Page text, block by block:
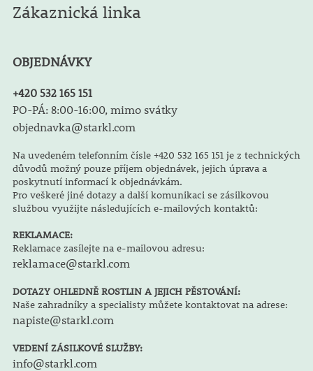
Zákaznická linka
OBJEDNÁVKY
+420 532 165 151
PO-PÁ: 8:00-16:00, mimo svátky
objednavka@starkl.com
Na uvedeném telefonním čísle +420 532 165 151 je z technických
důvodů možný pouze příjem objednávek, jejich úprava a
poskytnutí informací k objednávkám.
Pro veškeré jiné dotazy a další komunikaci se zásilkovou
službou využijte následujících e-mailových kontaktů:
REKLAMACE:
Reklamace zasílejte na e-mailovou adresu:
reklamace@starkl.com
DOTAZY OHLEDNĚ ROSTLIN A JEJICH PĚSTOVÁNÍ:
Naše zahradníky a specialisty můžete kontaktovat na adrese:
napiste@starkl.com
VEDENÍ ZÁSILKOVÉ SLUŽBY:
info@starkl.com